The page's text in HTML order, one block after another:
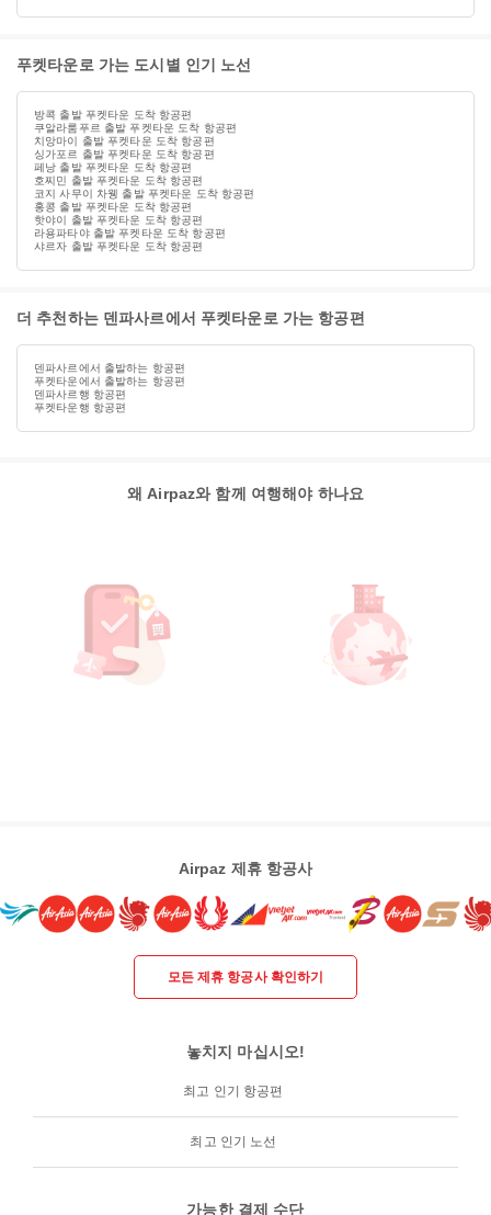
푸켓타운로 가는 도시별 인기 노선
방콕 출발 푸켓타운 도착 항공편
쿠알라룸푸르 출발 푸켓타운 도착 항공편
치앙마이 출발 푸켓타운 도착 항공편
싱가포르 출발 푸켓타운 도착 항공편
페낭 출발 푸켓타운 도착 항공편
호찌민 출발 푸켓타운 도착 항공편
코지 사무이 차웽 출발 푸켓타운 도착 항공편
홍콩 출발 푸켓타운 도착 항공편
핫야이 출발 푸켓타운 도착 항공편
라용파타야 출발 푸켓타운 도착 항공편
샤르자 출발 푸켓타운 도착 항공편
더 추천하는 덴파사르에서 푸켓타운로 가는 항공편
덴파사르에서 출발하는 항공편
푸켓타운에서 출발하는 항공편
덴파사르행 항공편
푸켓타운행 항공편
왜 Airpaz와 함께 여행해야 하나요
Airpaz 제휴 항공사
모든 제휴 항공사 확인하기
놓치지 마십시오!
최고 인기 항공편
최고 인기 노선
가능한 결제 수단